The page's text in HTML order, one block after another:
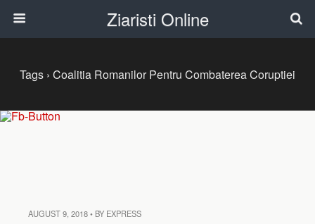
Ziaristi Online
Tags › Coalitia Romanilor Pentru Combaterea Coruptiei
AUGUST 9, 2018 • BY EXPRESS